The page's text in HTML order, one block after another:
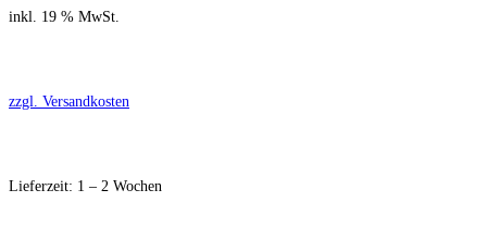
inkl. 19 % MwSt.
zzgl. Versandkosten
Lieferzeit: 1 – 2 Wochen